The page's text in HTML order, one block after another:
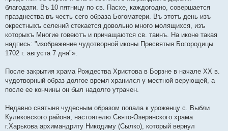
благодати. Въ 10 пятницу по св. Пасхе, каждогодно, совершается
празднества въ честь сего образа Богоматери. Въ этотъ день изъ
окрестныхъ селений стекается довольно много молящихся, изъ
которыхъ Многие говеютъ и причащаются св. таинъ. На иконе такая
надпись: "изображение чудотворной иконы Пресвятыя Богородицы
1702 г. августа 7 дня"».
После закрытия храма Рождества Христова в Борзне в начале ХХ в.
чудотворный образ долгое время хранился у местной верующей, а
после ее кончины он был надолго утрачен.
Недавно святыня чудесным образом попала к уроженцу с. Выбли
Куликовского района, настоятелю Свято-Озерянского храма
г.Харькова архимандриту Никодиму (Сылко), который вернул